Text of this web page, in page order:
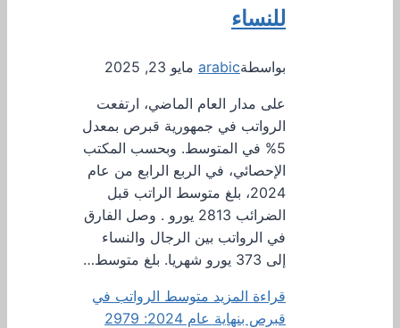
للنساء
بواسطةarabic مايو 23, 2025
على مدار العام الماضي، ارتفعت
الرواتب في جمهورية قبرص بمعدل
5% في المتوسط. وبحسب المكتب
الإحصائي، في الربع الرابع من عام
2024، بلغ متوسط ​​الراتب قبل
الضرائب 2813 يورو . وصل الفارق
في الرواتب بين الرجال والنساء
إلى 373 يورو شهريا. بلغ متوسط…
قراءة المزيد متوسط ​​الرواتب في
قبرص بنهاية عام 2024: 2979